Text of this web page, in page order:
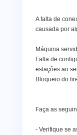
A falta de
causada por
Máquina
Falta de
estações ao
Bloqueio do
Faça as
- Verifique se